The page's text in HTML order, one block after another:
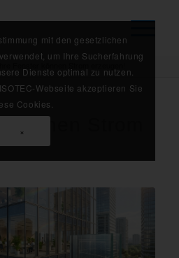
mit den gesetzlichen
um Ihre Sucherfahrung
Dienste optimal zu nutzen.
Webseite akzeptieren Sie
Cookies.
×